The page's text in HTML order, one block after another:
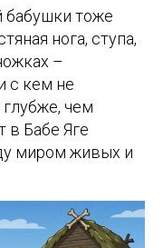
бабушки тоже
нога, ступа,
–
с кем не
глубже, чем
в Бабе Яге
миром живых и